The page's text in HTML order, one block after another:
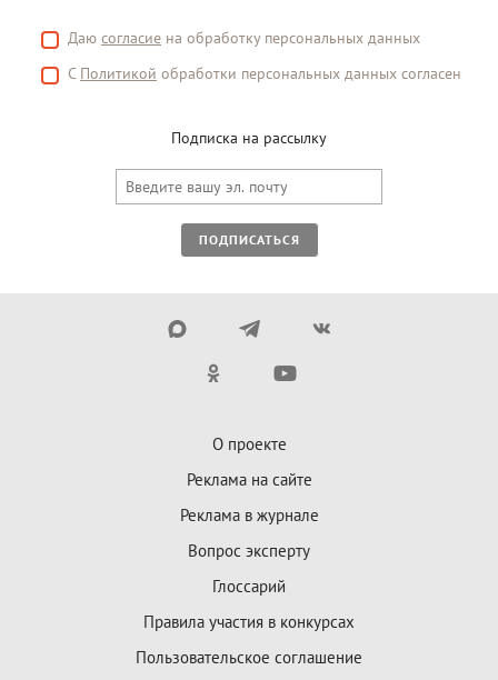
Даю согласие на обработку персональных данных
С Политикой обработки персональных данных согласен
Подписка на рассылку
ПОДПИСАТЬСЯ
О проекте
Реклама на сайте
Реклама в журнале
Вопрос эксперту
Глоссарий
Правила участия в конкурсах
Пользовательское соглашение